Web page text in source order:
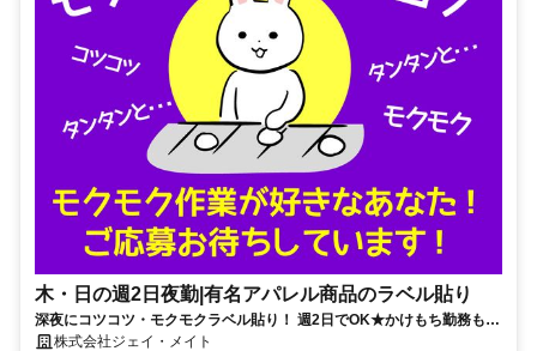
木・日の週2日夜勤|有名アパレル商品のラベル貼り
深夜にコツコツ・モクモクラベル貼り！ 週2日でOK★かけもち勤務も
OK★髪色自由♪
株式会社ジェイ・メイト